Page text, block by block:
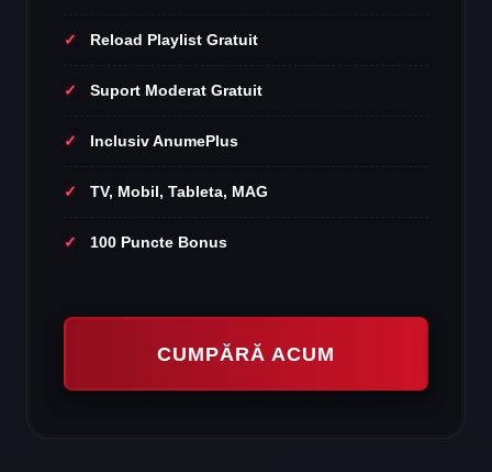
Reload Playlist Gratuit
Suport Moderat Gratuit
Inclusiv AnumePlus
TV, Mobil, Tableta, MAG
100 Puncte Bonus
CUMPĂRĂ ACUM